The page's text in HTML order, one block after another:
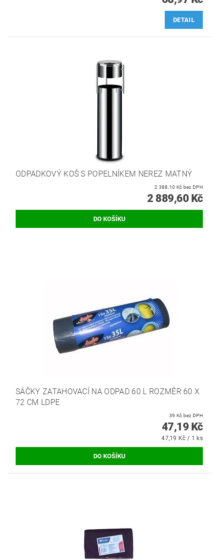
DETAIL
ODPADKOVÝ KOŠ S POPELNÍKEM NEREZ MATNÝ
2 388,10 Kč bez DPH
2 889,60 Kč
SÁČKY ZATAHOVACÍ NA ODPAD 60 L ROZMĚR 60 X
72 CM LDPE
39 Kč bez DPH
47,19 Kč
47,19 Kč / 1 ks